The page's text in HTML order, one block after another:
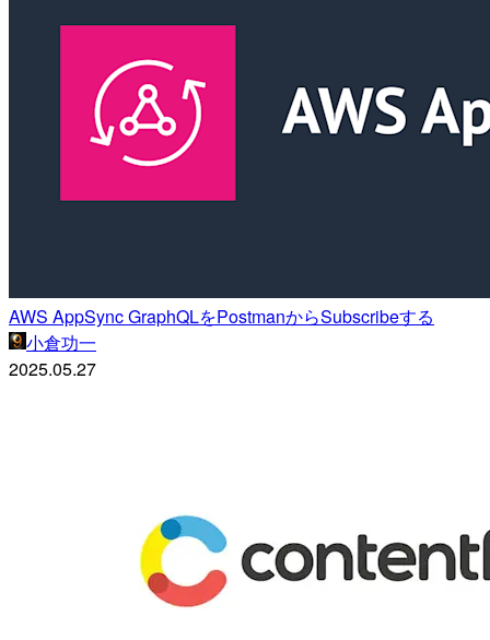
AWS AppSync GraphQLをPostmanからSubscribeする
小倉功一
2025.05.27